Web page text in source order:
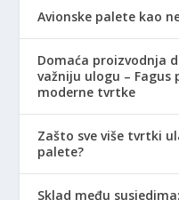
Avionske palete kao
Domaća proizvodnja
važniju ulogu –
moderne tvrtke
Zašto sve više tvrtki
palete?
Sklad među